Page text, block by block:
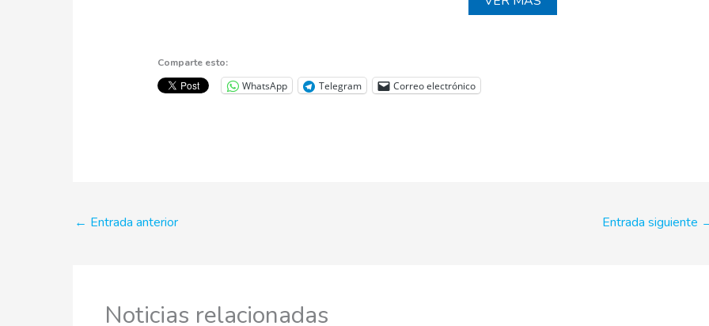
Comparte esto:
WhatsApp Telegram Correo electrónico
← Entrada anterior Entrada siguiente
Noticias relacionadas